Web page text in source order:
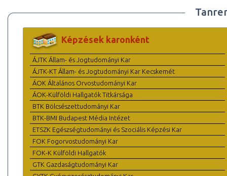
Képzések karonként
ÁJTK Állam- és Jogtudományi Kar
ÁJTK-KT Állam- és Jogtudományi Kar Kecskemét
ÁOK Általános Orvostudományi Kar
ÁOK-Külföldi Hallgatók Titkársága
BTK Bölcsészettudományi Kar
BTK-BMI Budapest Média Intézet
ETSZK Egészségtudományi és Szociális Képzési Kar
FOK Fogorvostudományi Kar
FOK-K Külföldi Hallgatók
GTK Gazdaságtudományi Kar